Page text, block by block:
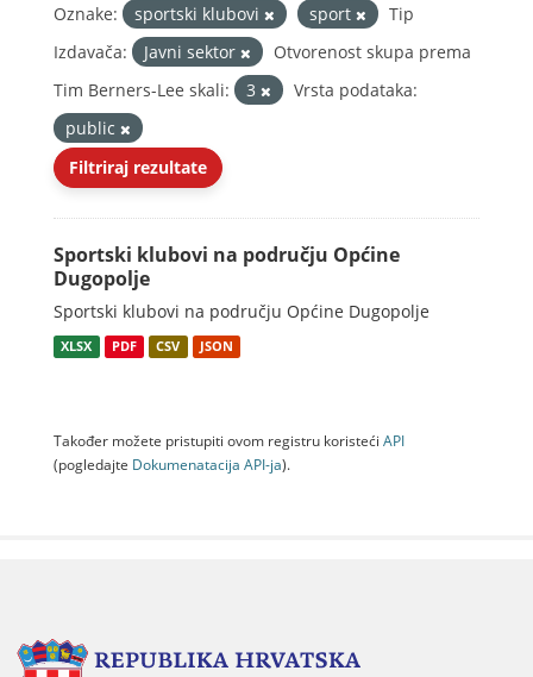
Oznake:
sportski klubovi sport
Tip
Izdavača:
Javni sektor
Otvorenost skupa prema
Tim Berners-Lee skali:
3
Vrsta podataka:
public
Filtriraj rezultate
Sportski klubovi na području Općine
Dugopolje
Sportski klubovi na području Općine Dugopolje
XLSX PDF CSV JSON
Također možete pristupiti ovom registru koristeći API
(pogledajte Dokumenаtаcijа API-jа).